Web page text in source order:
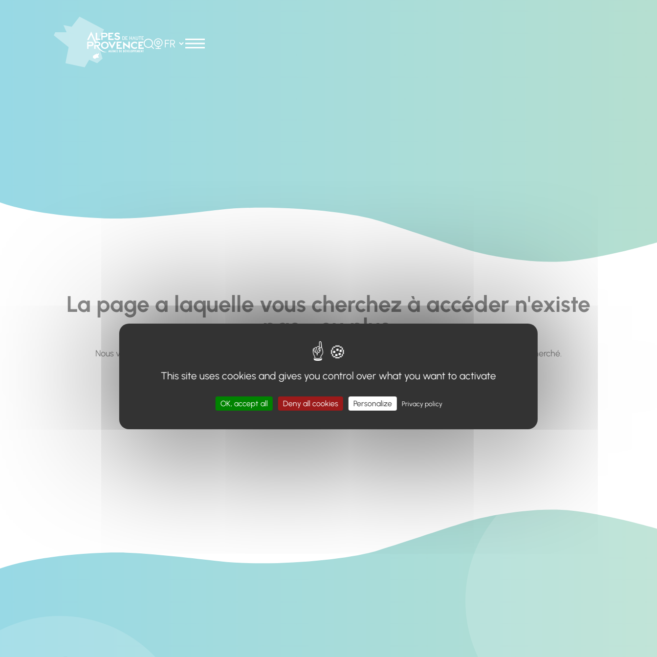
Rechercher
Choisir la langue
La page a laquelle vous cherchez à accéder n'existe
pas... ou plus.
Nous vous invitons à utiliser le moteur de recherche en haut de page, ou à utiliser le menu pour trouver le contenu recherché.
Retour à l'accueil
This site uses cookies and gives you control over what you want to activate
OK, accept all Deny all cookies Personalize Privacy policy